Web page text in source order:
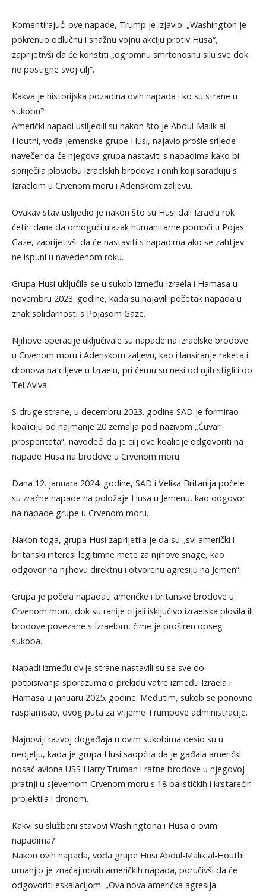
Komentirajući ove napade, Trump je izjavio: „Washington je
pokrenuo odlučnu i snažnu vojnu akciju protiv Husa“,
zaprijetivši da će koristiti „ogromnu smrtonosnu silu sve dok
ne postigne svoj cilj“.
Kakva je historijska pozadina ovih napada i ko su strane u
sukobu?
Američki napadi uslijedili su nakon što je Abdul-Malik al-
Houthi, vođa jemenske grupe Husi, najavio prošle srijede
navečer da će njegova grupa nastaviti s napadima kako bi
spriječila plovidbu izraelskih brodova i onih koji sarađuju s
Izraelom u Crvenom moru i Adenskom zaljevu.
Ovakav stav uslijedio je nakon što su Husi dali Izraelu rok
četiri dana da omogući ulazak humanitarne pomoći u Pojas
Gaze, zaprijetivši da će nastaviti s napadima ako se zahtjev
ne ispuni u navedenom roku.
Grupa Husi uključila se u sukob između Izraela i Hamasa u
novembru 2023. godine, kada su najavili početak napada u
znak solidarnosti s Pojasom Gaze.
Njihove operacije uključivale su napade na izraelske brodove
u Crvenom moru i Adenskom zaljevu, kao i lansiranje raketa i
dronova na ciljeve u Izraelu, pri čemu su neki od njih stigli i do
Tel Aviva.
S druge strane, u decembru 2023. godine SAD je formirao
koaliciju od najmanje 20 zemalja pod nazivom „Čuvar
prosperiteta“, navodeći da je cilj ove koalicije odgovoriti na
napade Husa na brodove u Crvenom moru.
Dana 12. januara 2024. godine, SAD i Velika Britanija počele
su zračne napade na položaje Husa u Jemenu, kao odgovor
na napade grupe u Crvenom moru.
Nakon toga, grupa Husi zaprijetila je da su „svi američki i
britanski interesi legitimne mete za njihove snage, kao
odgovor na njihovu direktnu i otvorenu agresiju na Jemen“.
Grupa je počela napadati američke i britanske brodove u
Crvenom moru, dok su ranije ciljali isključivo izraelska plovila ili
brodove povezane s Izraelom, čime je proširen opseg
sukoba.
Napadi između dvije strane nastavili su se sve do
potpisivanja sporazuma o prekidu vatre između Izraela i
Hamasa u januaru 2025. godine. Međutim, sukob se ponovno
rasplamsao, ovog puta za vrijeme Trumpove administracije.
Najnoviji razvoj događaja u ovim sukobima desio su u
nedjelju, kada je grupa Husi saopćila da je gađala američki
nosač aviona USS Harry Truman i ratne brodove u njegovoj
pratnji u sjevernom Crvenom moru s 18 balističkih i krstarećih
projektila i dronom.
Kakvi su službeni stavovi Washingtona i Husa o ovim
napadima?
Nakon ovih napada, vođa grupe Husi Abdul-Malik al-Houthi
umanjio je značaj novih američkih napada, poručivši da će
odgovoriti eskalacijom. „Ova nova američka agresija